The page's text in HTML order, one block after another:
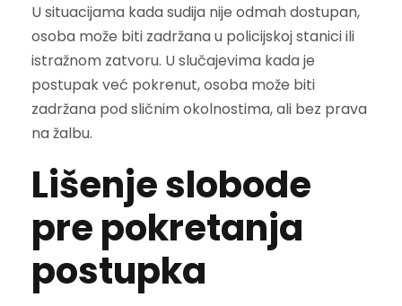
U situacijama kada sudija nije odmah dostupan,
osoba može biti zadržana u policijskoj stanici ili
istražnom zatvoru. U slučajevima kada je
postupak već pokrenut, osoba može biti
zadržana pod sličnim okolnostima, ali bez prava
na žalbu.
Lišenje slobode
pre pokretanja
postupka